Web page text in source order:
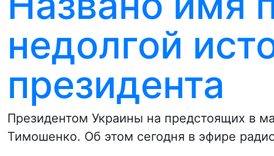
недолгой
президента
Президентом Украины на предстоящих в
Тимошенко. Об этом сегодня в эфире